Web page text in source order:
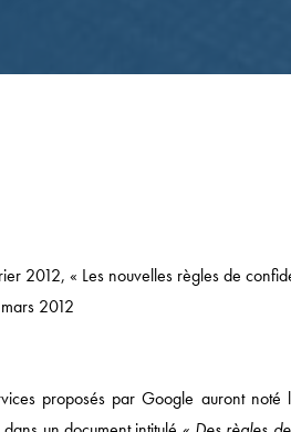
2012, « Les nouvelles règles de
2012
proposés par Google auront